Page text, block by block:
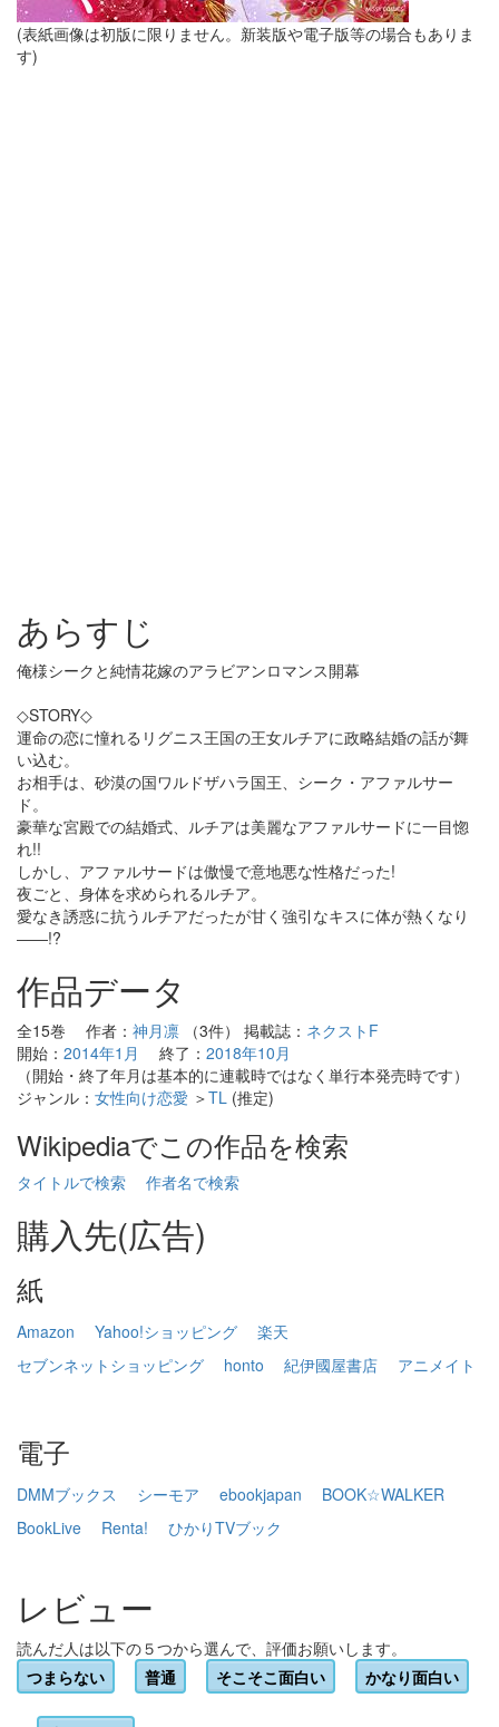
(表紙画像は初版に限りません。新装版や電子版等の場合もありま
す)
あらすじ
俺様シークと純情花嫁のアラビアンロマンス開幕
◇STORY◇
運命の恋に憧れるリグニス王国の王女ルチアに政略結婚の話が舞
い込む。
お相手は、砂漠の国ワルドザハラ国王、シーク・アファルサー
ド。
豪華な宮殿での結婚式、ルチアは美麗なアファルサードに一目惚
れ!!
しかし、アファルサードは傲慢で意地悪な性格だった!
夜ごと、身体を求められるルチア。
愛なき誘惑に抗うルチアだったが甘く強引なキスに体が熱くなり
――!?
作品データ
全15巻 作者： 神月凛 （3件） 掲載誌： ネクストF
開始： 2014年1月 終了： 2018年10月
（開始・終了年月は基本的に連載時ではなく単行本発売時です）
ジャンル： 女性向け恋愛 ＞TL (推定)
Wikipediaでこの作品を検索
タイトルで検索 作者名で検索
購入先(広告)
紙
Amazon Yahoo!ショッピング
楽天
セブンネットショッピング
honto 紀伊國屋書店 アニメイト
電子
DMMブックス シーモア ebookjapan
BOOK☆WALKER
BookLive
Renta! ひかりTVブック
レビュー
読んだ人は以下の５つから選んで、評価お願いします。
つまらない
普通 そこそこ面白い かなり面白い